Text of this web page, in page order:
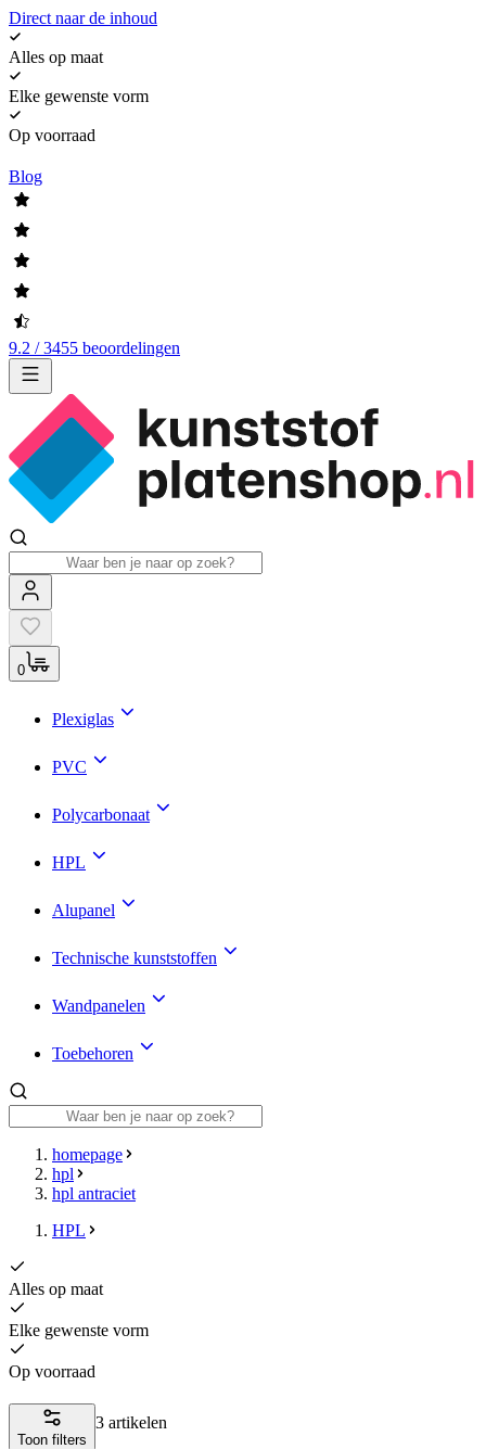
Direct naar de inhoud
Alles op maat
Elke gewenste vorm
Op voorraad
Blog
9.2 / 3455 beoordelingen
0
Plexiglas
PVC
Polycarbonaat
HPL
Alupanel
Technische kunststoffen
Wandpanelen
Toebehoren
homepage
hpl
hpl antraciet
HPL
Alles op maat
Elke gewenste vorm
Op voorraad
Toon filters
3 artikelen